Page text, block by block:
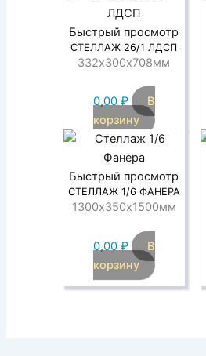
Быстрый просмотр
СТЕЛЛАЖ 26/1 ЛДСП
332х300х708мм
0,00 ₽
В
корзину
Быстрый просмотр
СТЕЛЛАЖ 1/6 ФАНЕРА
1300х350х1500мм
0,00 ₽
В
корзину